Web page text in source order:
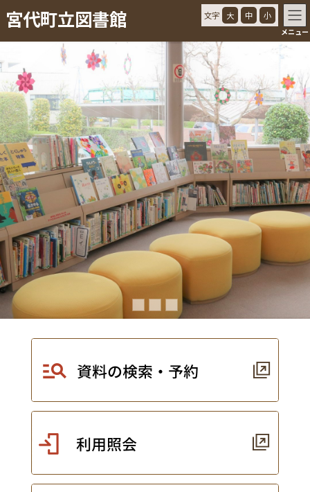
ン
ツ
へ
ス
キ
ッ
プ
ビ
シ
ョ
ン
に
移
動
宮代町立図書館 文字 大 中 小
メニュー